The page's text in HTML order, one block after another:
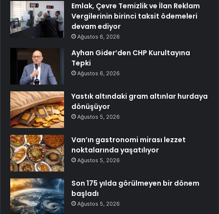
Emlak, Çevre Temizlik ve İlan Reklam
Vergilerinin birinci taksit ödemeleri
devam ediyor
Ağustos 6, 2026
Ayhan Gider’den CHP Kurultayına
Tepki
Ağustos 6, 2026
Yastık altındaki gram altınlar hurdaya
dönüşüyor
Ağustos 5, 2026
Van’ın gastronomi mirası lezzet
noktalarında yaşatılıyor
Ağustos 5, 2026
Son 175 yılda görülmeyen bir dönem
başladı
Ağustos 5, 2026